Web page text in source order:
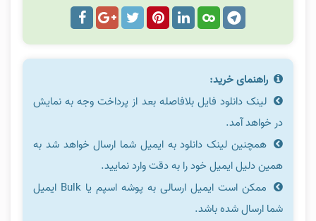
راهنمای خرید:
لینک دانلود فایل بلافاصله بعد از پرداخت وجه به نمایش
در خواهد آمد.
همچنین لینک دانلود به ایمیل شما ارسال خواهد شد به
همین دلیل ایمیل خود را به دقت وارد نمایید.
ممکن است ایمیل ارسالی به پوشه اسپم یا Bulk ایمیل
شما ارسال شده باشد.